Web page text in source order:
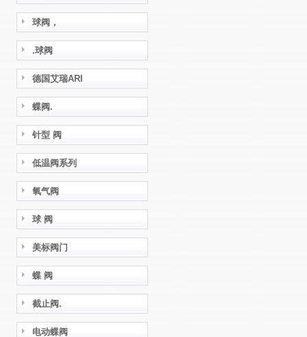
球阀，
.球阀
德国艾瑞ARI
蝶阀.
针型 阀
低温阀系列
氧气阀
球 阀
美标阀门
蝶 阀
截止阀.
电动蝶阀